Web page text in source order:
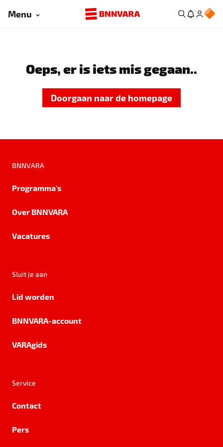
Menu
Oeps, er is iets mis gegaan..
Doorgaan naar de homepage
BNNVARA
Programma's
Over BNNVARA
Vacatures
Sluit je aan
Lid worden
BNNVARA-account
VARAgids
Service
Contact
Pers